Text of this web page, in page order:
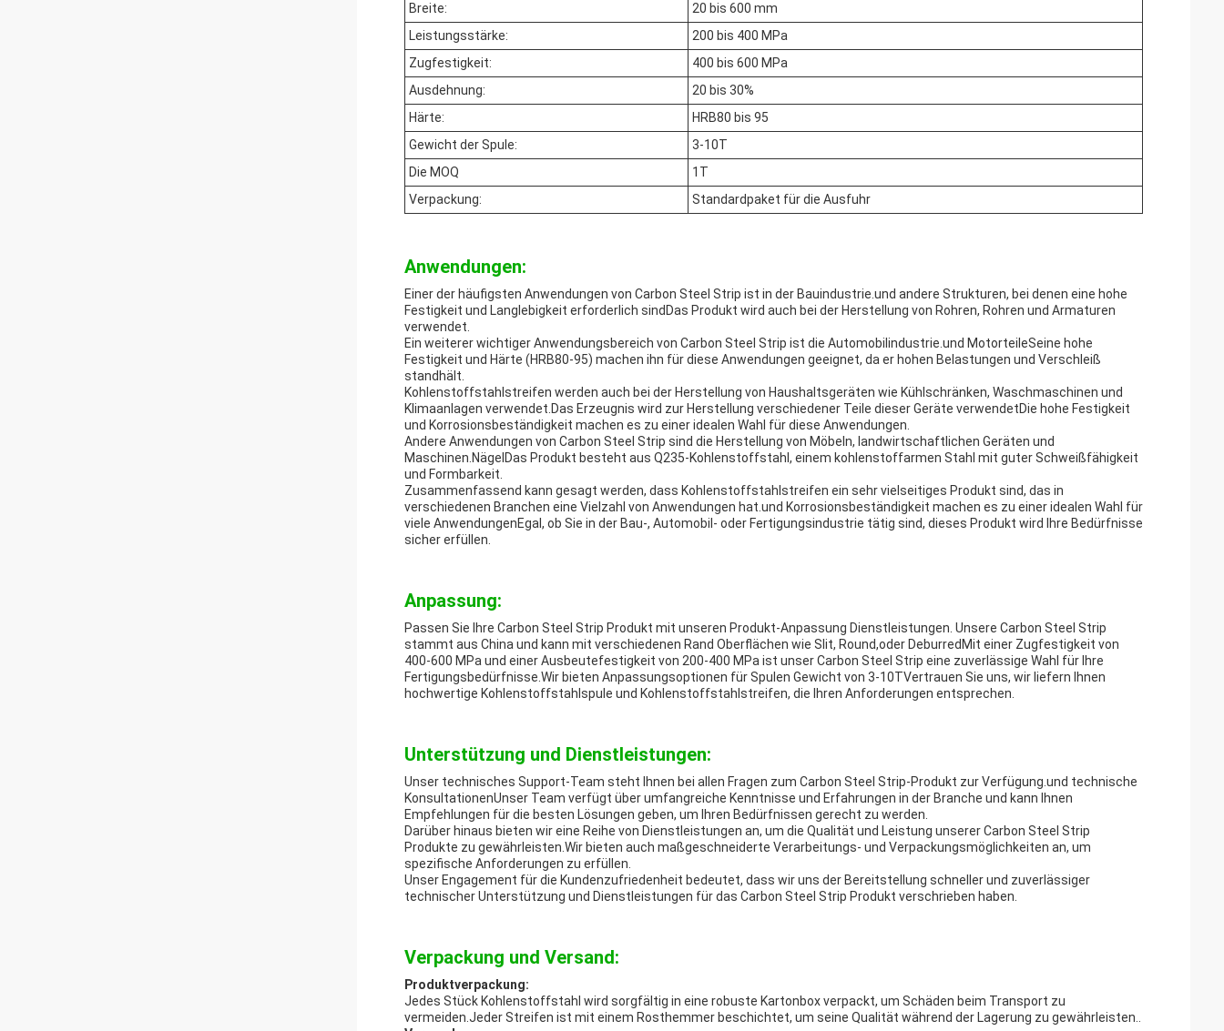
Breite:
20 bis 600 mm
Leistungsstärke:
200 bis 400 MPa
Zugfestigkeit:
400 bis 600 MPa
Ausdehnung:
20 bis 30%
Härte:
HRB80 bis 95
Gewicht der Spule:
3-10T
Die MOQ
1T
Verpackung:
Standardpaket für die Ausfuhr
Anwendungen:
Einer der häufigsten Anwendungen von Carbon Steel Strip ist in der Bauindustrie.und andere Strukturen, bei denen eine hohe
Festigkeit und Langlebigkeit erforderlich sindDas Produkt wird auch bei der Herstellung von Rohren, Rohren und Armaturen
verwendet.
Ein weiterer wichtiger Anwendungsbereich von Carbon Steel Strip ist die Automobilindustrie.und MotorteileSeine hohe
Festigkeit und Härte (HRB80-95) machen ihn für diese Anwendungen geeignet, da er hohen Belastungen und Verschleiß
standhält.
Kohlenstoffstahlstreifen werden auch bei der Herstellung von Haushaltsgeräten wie Kühlschränken, Waschmaschinen und
Klimaanlagen verwendet.Das Erzeugnis wird zur Herstellung verschiedener Teile dieser Geräte verwendetDie hohe Festigkeit
und Korrosionsbeständigkeit machen es zu einer idealen Wahl für diese Anwendungen.
Andere Anwendungen von Carbon Steel Strip sind die Herstellung von Möbeln, landwirtschaftlichen Geräten und
Maschinen.NägelDas Produkt besteht aus Q235-Kohlenstoffstahl, einem kohlenstoffarmen Stahl mit guter Schweißfähigkeit
und Formbarkeit.
Zusammenfassend kann gesagt werden, dass Kohlenstoffstahlstreifen ein sehr vielseitiges Produkt sind, das in
verschiedenen Branchen eine Vielzahl von Anwendungen hat.und Korrosionsbeständigkeit machen es zu einer idealen Wahl für
viele AnwendungenEgal, ob Sie in der Bau-, Automobil- oder Fertigungsindustrie tätig sind, dieses Produkt wird Ihre Bedürfnisse
sicher erfüllen.
Anpassung:
Passen Sie Ihre Carbon Steel Strip Produkt mit unseren Produkt-Anpassung Dienstleistungen. Unsere Carbon Steel Strip
stammt aus China und kann mit verschiedenen Rand Oberflächen wie Slit, Round,oder DeburredMit einer Zugfestigkeit von
400-600 MPa und einer Ausbeutefestigkeit von 200-400 MPa ist unser Carbon Steel Strip eine zuverlässige Wahl für Ihre
Fertigungsbedürfnisse.Wir bieten Anpassungsoptionen für Spulen Gewicht von 3-10TVertrauen Sie uns, wir liefern Ihnen
hochwertige Kohlenstoffstahlspule und Kohlenstoffstahlstreifen, die Ihren Anforderungen entsprechen.
Unterstützung und Dienstleistungen:
Unser technisches Support-Team steht Ihnen bei allen Fragen zum Carbon Steel Strip-Produkt zur Verfügung.und technische
KonsultationenUnser Team verfügt über umfangreiche Kenntnisse und Erfahrungen in der Branche und kann Ihnen
Empfehlungen für die besten Lösungen geben, um Ihren Bedürfnissen gerecht zu werden.
Darüber hinaus bieten wir eine Reihe von Dienstleistungen an, um die Qualität und Leistung unserer Carbon Steel Strip
Produkte zu gewährleisten.Wir bieten auch maßgeschneiderte Verarbeitungs- und Verpackungsmöglichkeiten an, um
spezifische Anforderungen zu erfüllen.
Unser Engagement für die Kundenzufriedenheit bedeutet, dass wir uns der Bereitstellung schneller und zuverlässiger
technischer Unterstützung und Dienstleistungen für das Carbon Steel Strip Produkt verschrieben haben.
Verpackung und Versand:
Produktverpackung:
Jedes Stück Kohlenstoffstahl wird sorgfältig in eine robuste Kartonbox verpackt, um Schäden beim Transport zu
vermeiden.Jeder Streifen ist mit einem Rosthemmer beschichtet, um seine Qualität während der Lagerung zu gewährleisten..